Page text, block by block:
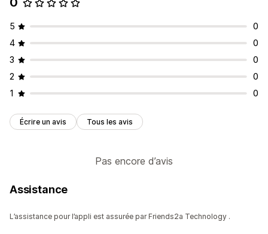
5
0
4
0
3
0
2
0
1
0
Écrire un avis Tous les avis
Pas encore d’avis
Assistance
L’assistance pour l’appli est assurée par Friends2a Technology .